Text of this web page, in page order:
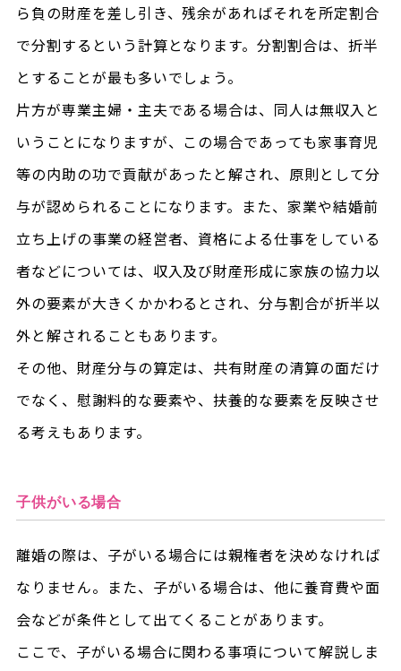
ら負の財産を差し引き、残余があればそれを所定割合
で分割するという計算となります。分割割合は、折半
とすることが最も多いでしょう。
片方が専業主婦・主夫である場合は、同人は無収入と
いうことになりますが、この場合であっても家事育児
等の内助の功で貢献があったと解され、原則として分
与が認められることになります。また、家業や結婚前
立ち上げの事業の経営者、資格による仕事をしている
者などについては、収入及び財産形成に家族の協力以
外の要素が大きくかかわるとされ、分与割合が折半以
外と解されることもあります。
その他、財産分与の算定は、共有財産の清算の面だけ
でなく、慰謝料的な要素や、扶養的な要素を反映させ
る考えもあります。
子供がいる場合
離婚の際は、子がいる場合には親権者を決めなければ
なりません。また、子がいる場合は、他に養育費や面
会などが条件として出てくることがあります。
ここで、子がいる場合に関わる事項について解説しま